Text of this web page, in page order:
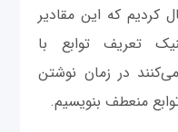
کردیم که این مقادیر
تعریف توابع با
در زمان نوشتن
منعطف بنویسیم.